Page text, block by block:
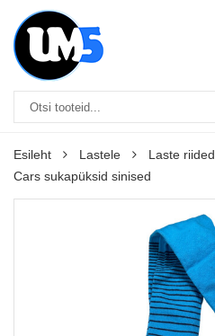
Esileht Lastele Laste riided
Cars sukapüksid sinised